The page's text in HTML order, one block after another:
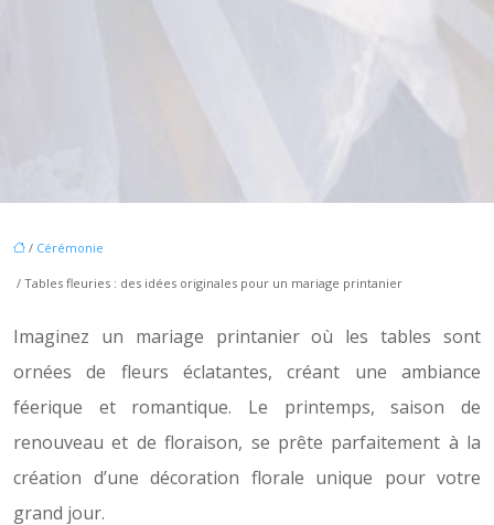
/ Cérémonie
/ Tables fleuries : des idées originales pour un mariage printanier
Imaginez un mariage printanier où les tables sont
ornées de fleurs éclatantes, créant une ambiance
féerique et romantique. Le printemps, saison de
renouveau et de floraison, se prête parfaitement à la
création d’une décoration florale unique pour votre
grand jour.